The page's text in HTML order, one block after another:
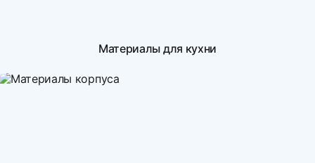
Материалы для кухни